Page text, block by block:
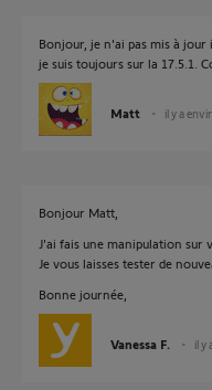
Bonjour, je n'ai pas mis à jour
je suis toujours sur la 17.5.1.
Matt il y a
Bonjour Matt,
J'ai fais une manipulation sur
Je vous laisses tester de
Bonne journée,
Vanessa F. il y